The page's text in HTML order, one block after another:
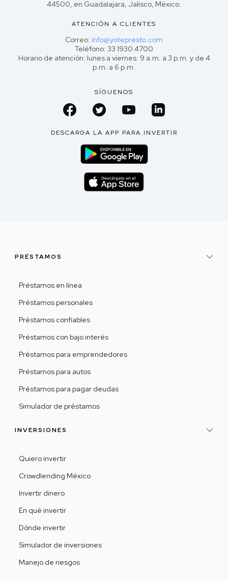
44500, en Guadalajara, Jalisco, México.
ATENCIÓN A CLIENTES
Correo: info@yotepresto.com
Teléfono: 33 1930 4700
Horario de atención: lunes a viernes: 9 a.m. a 3 p.m. y de 4
p.m. a 6 p.m.
SÍGUENOS
DESCARGA LA APP PARA INVERTIR
PRÉSTAMOS
Préstamos en línea
Préstamos personales
Préstamos confiables
Préstamos con bajo interés
Préstamos para emprendedores
Préstamos para autos
Préstamos para pagar deudas
Simulador de préstamos
INVERSIONES
Quiero invertir
Crowdlending México
Invertir dinero
En qué invertir
Dónde invertir
Simulador de inversiones
Manejo de riesgos